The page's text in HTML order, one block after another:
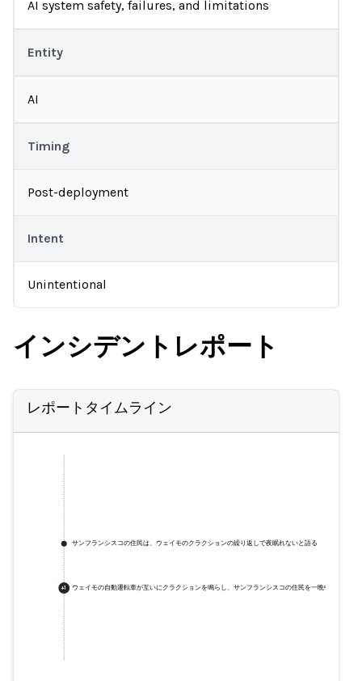
AI system safety, failures, and limitations
Entity
AI
Timing
Post-deployment
Intent
Unintentional
インシデントレポート
レポートタイムライン
サンフランシスコの住民は、ウェイモのクラクションの繰り返しで夜眠れないと語る
+1 ウェイモの自動運転車が互いにクラクションを鳴らし、サンフランシスコの住民を一晩中眠らせない